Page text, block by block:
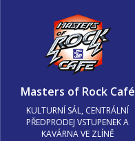
Masters of Rock Café
KULTURNÍ SÁL, CENTRÁLNÍ
PŘEDPRODEJ VSTUPENEK A
KAVÁRNA VE ZLÍNĚ